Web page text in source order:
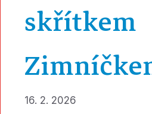
skřítkem
16. 2. 2026